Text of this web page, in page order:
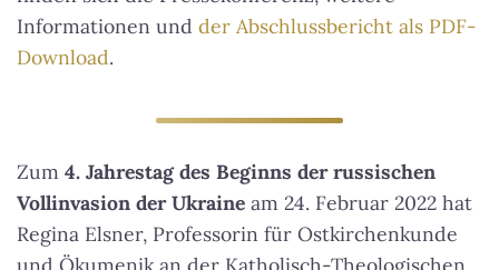
Informationen und der Abschlussbericht als PDF-
Download.
Zum 4. Jahrestag des Beginns der russischen
Vollinvasion der Ukraine am 24. Februar 2022 hat
Regina Elsner, Professorin für Ostkirchenkunde